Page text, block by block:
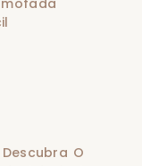
O